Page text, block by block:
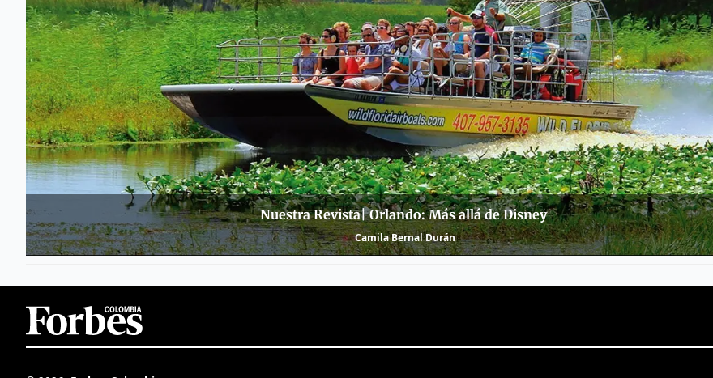
Nuestra Revista| Orlando: Más allá de Disney
Camila Bernal Durán